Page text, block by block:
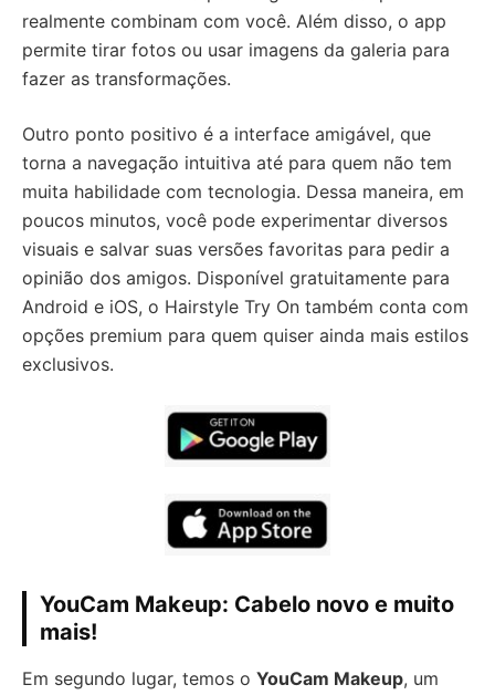
realmente combinam com você. Além disso, o app
permite tirar fotos ou usar imagens da galeria para
fazer as transformações.
Outro ponto positivo é a interface amigável, que
torna a navegação intuitiva até para quem não tem
muita habilidade com tecnologia. Dessa maneira, em
poucos minutos, você pode experimentar diversos
visuais e salvar suas versões favoritas para pedir a
opinião dos amigos. Disponível gratuitamente para
Android e iOS, o Hairstyle Try On também conta com
opções premium para quem quiser ainda mais estilos
exclusivos.
YouCam Makeup: Cabelo novo e muito
mais!
Em segundo lugar, temos o YouCam Makeup, um